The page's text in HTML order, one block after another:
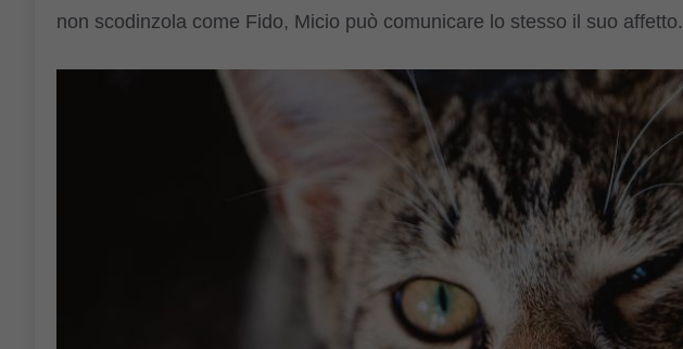
non scodinzola come Fido, Micio può comunicare lo stesso il suo affetto.